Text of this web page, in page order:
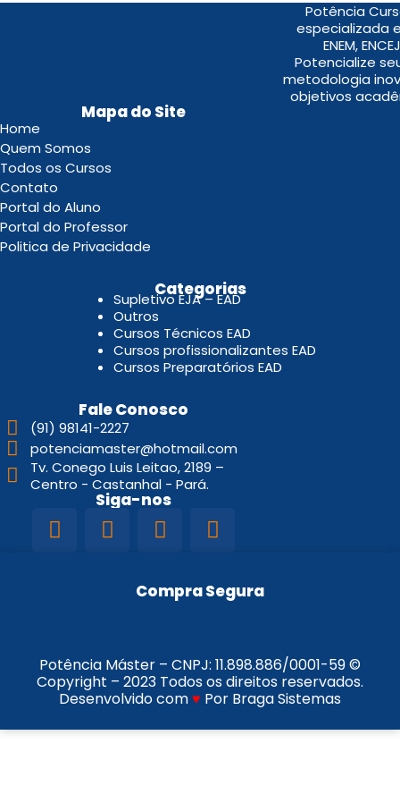
Potência
especializada
ENEM,
Potencialize
metodologia
objetivos
Mapa do Site
Home
Quem Somos
Todos os Cursos
Contato
Portal do Aluno
Portal do Professor
Politica de Privacidade
Categorias
Supletivo EJA – EAD
Outros
Cursos Técnicos EAD
Cursos profissionalizantes EAD
Cursos Preparatórios EAD
Fale Conosco
(91) 98141-2227
potenciamaster@hotmail.com
Tv. Conego Luis Leitao, 2189 –
Centro - Castanhal - Pará.
Siga-nos
Compra Segura
Potência Máster – CNPJ: 11.898.886/0001-59©
Copyright – 2023 Todos os direitos reservados.
Desenvolvido com♥ Por Braga Sistemas